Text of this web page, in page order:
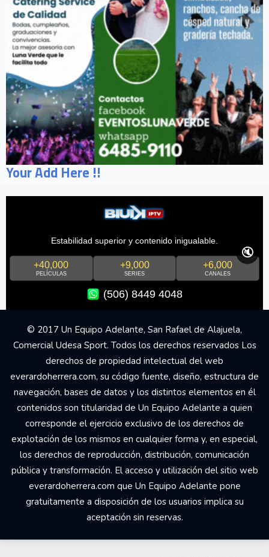
Your Add Here !!
Estabilidad superior y contenido inigualable.
+40,000
PELÍCULAS
+9,000
SERIES
+6,000
CANALES
(506) 8449 4048
🔇
© 2017 Un Equipo Adelante, San Rafael de Alajuela,
Comercial Udesa Sport. Todos los derechos reservados Los
derechos de propiedad intelectual del web
everardoherrera.com, su código fuente, diseño, estructura de
navegación, bases de datos y los distintos elementos en él
contenidos son titularidad de Un Equipo Adelante a quien
corresponde el ejercicio exclusivo de los derechos de
explotación de los mismos en cualquier forma y, en especial,
los derechos de reproducción, distribución, comunicación
pública y transformación. El acceso y utilización del sitio web
everardoherrera.com que Un Equipo Adelante pone
gratuitamente a disposición de los usuarios implica su
aceptación sin reservas.